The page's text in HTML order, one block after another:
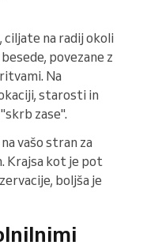
ciljate na radij okoli
povezane z
Na
starosti in
zase".
vašo stran za
Krajsa kot je pot
boljša je